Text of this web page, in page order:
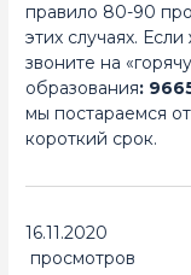
правило 80-90
этих случаях.
звоните на
образования:
мы постараемся
короткий срок.
16.11.2020
просмотров